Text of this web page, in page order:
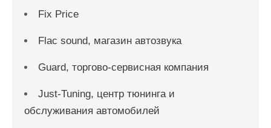
Fix Price
Flac sound, магазин автозвука
Guard, торгово-сервисная компания
Just-Tuning, центр тюнинга и
обслуживания автомобилей